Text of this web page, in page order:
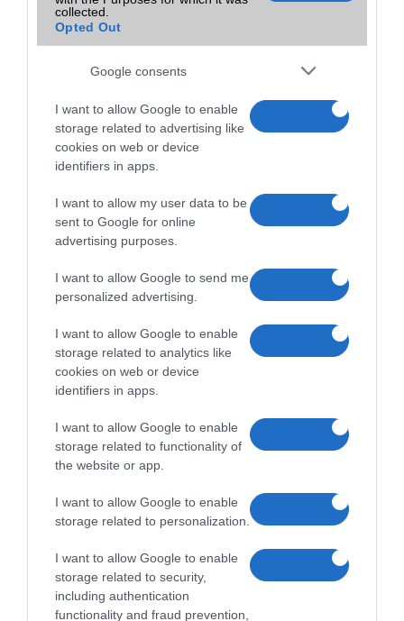
collected.
Opted Out
Google consents
I want to allow Google to enable
storage related to advertising like
cookies on web or device
identifiers in apps.
I want to allow my user data to be
sent to Google for online
advertising purposes.
I want to allow Google to send me
personalized advertising.
I want to allow Google to enable
storage related to analytics like
cookies on web or device
identifiers in apps.
I want to allow Google to enable
storage related to functionality of
the website or app.
I want to allow Google to enable
storage related to personalization.
I want to allow Google to enable
storage related to security,
including authentication
functionality and fraud prevention,
12 ezer forint a Xiaomi új okosórája
| (x)
A Haylou 2019 végén elindította útjára első intelligens óráját, a Haylou
LS01-t.
Xiaomi mobilt vennél? Erre megérte várni!
2019.12.01
| (x)
Valóban odatette magát a Gearbest, ami a Black Fridayt illeti.